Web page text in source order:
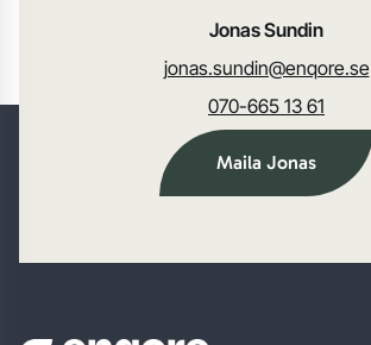
Jonas Sundin
jonas.sundin@enqore.se
070-665 13 61
Maila Jonas